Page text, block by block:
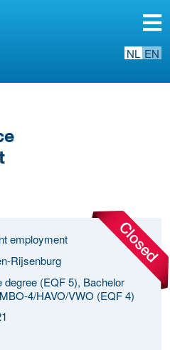
NL EN
employment
Rijsenburg
degree (EQF 5), Bachelor
4/HAVO/VWO (EQF 4)